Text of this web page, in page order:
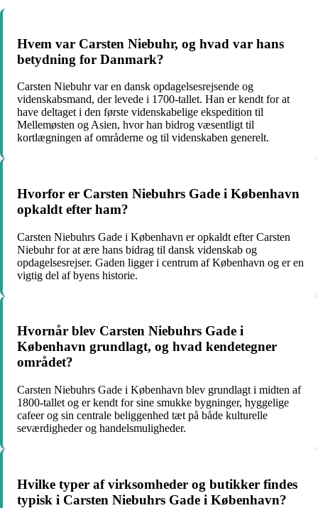
Hvem var Carsten Niebuhr, og hvad var hans
betydning for Danmark?
Carsten Niebuhr var en dansk opdagelsesrejsende og
videnskabsmand, der levede i 1700-tallet. Han er kendt for at
have deltaget i den første videnskabelige ekspedition til
Mellemøsten og Asien, hvor han bidrog væsentligt til
kortlægningen af områderne og til videnskaben generelt.
Hvorfor er Carsten Niebuhrs Gade i København
opkaldt efter ham?
Carsten Niebuhrs Gade i København er opkaldt efter Carsten
Niebuhr for at ære hans bidrag til dansk videnskab og
opdagelsesrejser. Gaden ligger i centrum af København og er en
vigtig del af byens historie.
Hvornår blev Carsten Niebuhrs Gade i
København grundlagt, og hvad kendetegner
området?
Carsten Niebuhrs Gade i København blev grundlagt i midten af
1800-tallet og er kendt for sine smukke bygninger, hyggelige
cafeer og sin centrale beliggenhed tæt på både kulturelle
seværdigheder og handelsmuligheder.
Hvilke typer af virksomheder og butikker findes
typisk i Carsten Niebuhrs Gade i København?